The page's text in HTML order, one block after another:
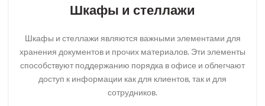
Шкафы и стеллажи
Шкафы и стеллажи являются важными элементами для
хранения документов и прочих материалов. Эти элементы
способствуют поддержанию порядка в офисе и облегчают
доступ к информации как для клиентов, так и для
сотрудников.